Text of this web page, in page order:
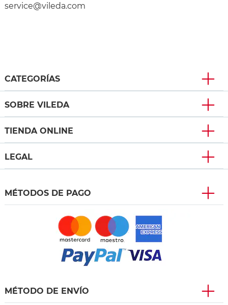
service@vileda.com
CATEGORÍAS
SOBRE VILEDA
TIENDA ONLINE
LEGAL
MÉTODOS DE PAGO
MÉTODO DE ENVÍO